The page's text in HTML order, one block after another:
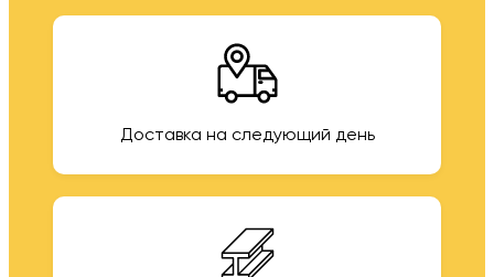
Доставка на следующий день